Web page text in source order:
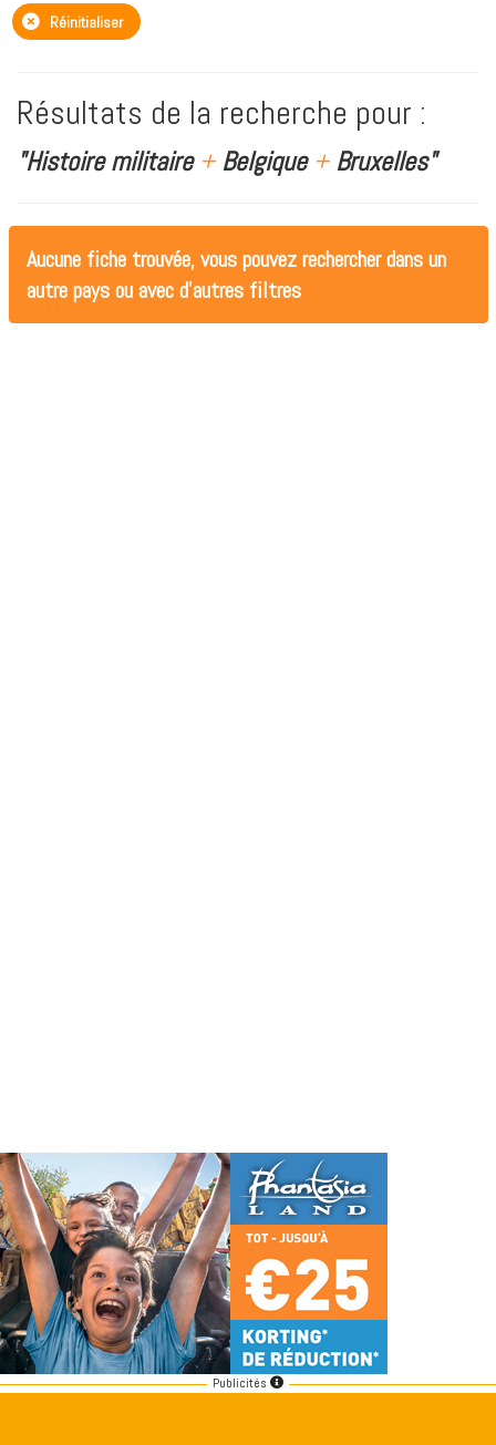
Réinitialiser
Résultats de la recherche pour :
"Histoire militaire +Belgique +Bruxelles"
Aucune fiche trouvée, vous pouvez rechercher dans un
autre pays ou avec d'autres filtres
Publicités